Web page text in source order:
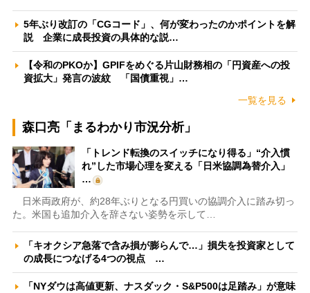
5年ぶり改訂の「CGコード」、何が変わったのかポイントを解
説 企業に成長投資の具体的な説…
【令和のPKOか】GPIFをめぐる片山財務相の「円資産への投
資拡大」発言の波紋 「国債重視」…
一覧を見る
森口亮「まるわかり市況分析」
「トレンド転換のスイッチになり得る」“介入慣
れ”した市場心理を変える「日米協調為替介入」
…
日米両政府が、約28年ぶりとなる円買いの協調介入に踏み切っ
た。米国も追加介入を辞さない姿勢を示して…
「キオクシア急落で含み損が膨らんで…」損失を投資家として
の成長につなげる4つの視点 …
「NYダウは高値更新、ナスダック・S&P500は足踏み」が意味